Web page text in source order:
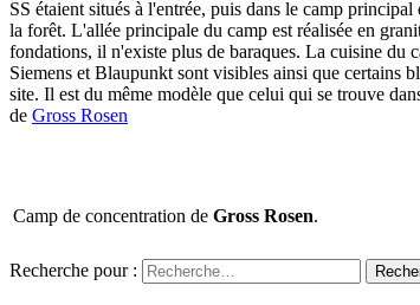
SS étaient situés à l'entrée, puis dans le camp
la forêt. L'allée principale du camp est réalisée en
fondations, il n'existe plus de baraques. La cuisine du
Siemens et Blaupunkt sont visibles ainsi que certains
site. Il est du même modèle que celui qui se trouve
de Gross Rosen
Camp de concentration de Gross Rosen.
Recherche pour :